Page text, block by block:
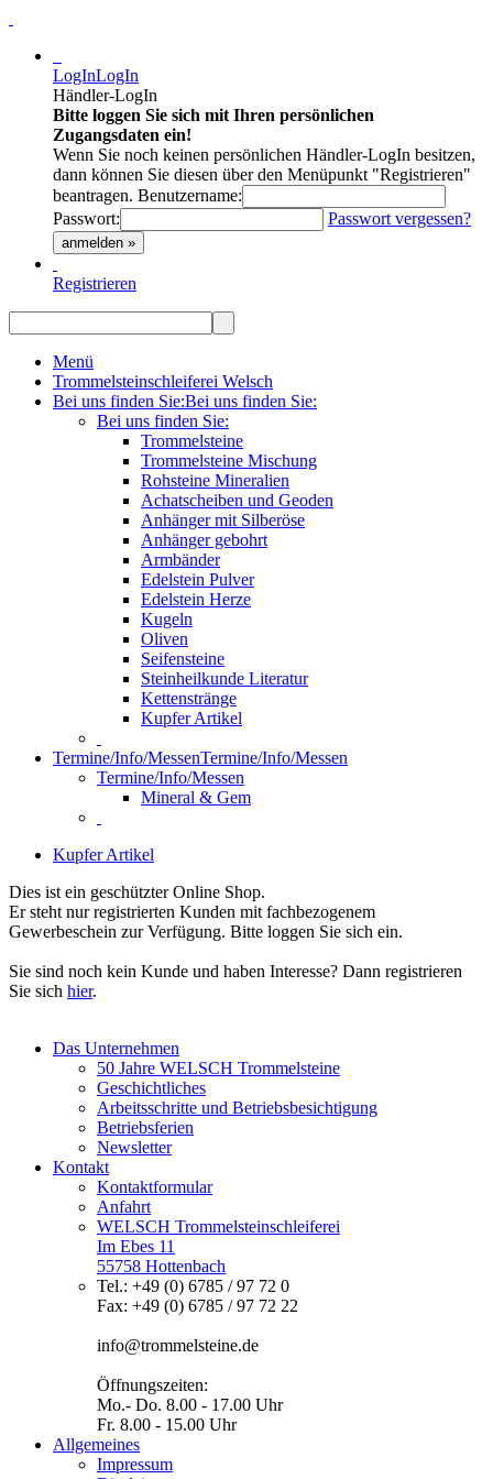
LogInLogIn
Händler-LogIn
Bitte loggen Sie sich mit Ihren persönlichen
Zugangsdaten ein!
Wenn Sie noch keinen persönlichen Händler-LogIn besitzen,
dann können Sie diesen über den Menüpunkt "Registrieren"
beantragen. Benutzername:
Passwort:
Passwort vergessen?
anmelden »
Registrieren
Menü
Trommelsteinschleiferei Welsch
Bei uns finden Sie:Bei uns finden Sie:
Bei uns finden Sie:
Trommelsteine
Trommelsteine Mischung
Rohsteine Mineralien
Achatscheiben und Geoden
Anhänger mit Silberöse
Anhänger gebohrt
Armbänder
Edelstein Pulver
Edelstein Herze
Kugeln
Oliven
Seifensteine
Steinheilkunde Literatur
Kettenstränge
Kupfer Artikel
Termine/Info/MessenTermine/Info/Messen
Termine/Info/Messen
Mineral & Gem
Kupfer Artikel
Dies ist ein geschützter Online Shop.
Er steht nur registrierten Kunden mit fachbezogenem
Gewerbeschein zur Verfügung. Bitte loggen Sie sich ein.
Sie sind noch kein Kunde und haben Interesse? Dann registrieren
Sie sich hier.
Das Unternehmen
50 Jahre WELSCH Trommelsteine
Geschichtliches
Arbeitsschritte und Betriebsbesichtigung
Betriebsferien
Newsletter
Kontakt
Kontaktformular
Anfahrt
WELSCH Trommelsteinschleiferei
Im Ebes 11
55758 Hottenbach
Tel.: +49 (0) 6785 / 97 72 0
Fax: +49 (0) 6785 / 97 72 22
info@trommelsteine.de
Öffnungszeiten:
Mo.- Do. 8.00 - 17.00 Uhr
Fr. 8.00 - 15.00 Uhr
Allgemeines
Impressum